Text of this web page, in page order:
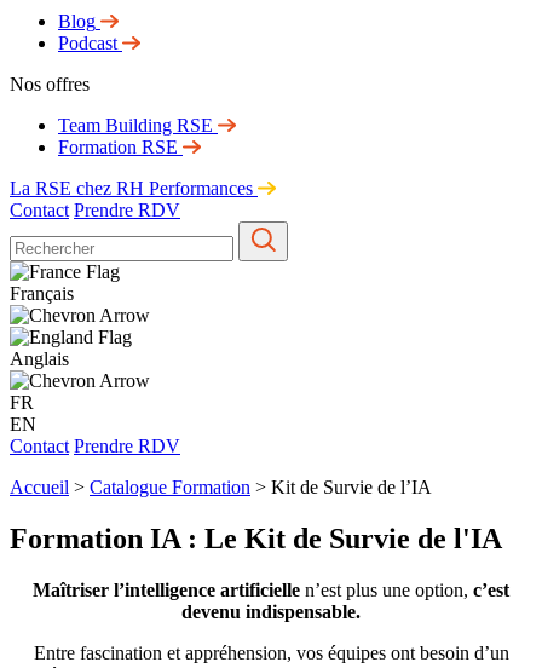
Blog
Podcast
Nos offres
Team Building RSE
Formation RSE
La RSE chez RH Performances
Contact Prendre RDV
Français
Anglais
FR
EN
Contact Prendre RDV
Accueil > Catalogue Formation > Kit de Survie de l’IA
Formation IA : Le Kit de Survie de l'IA
Maîtriser l’intelligence artificielle n’est plus une option, c’est
devenu indispensable.
Entre fascination et appréhension, vos équipes ont besoin d’un